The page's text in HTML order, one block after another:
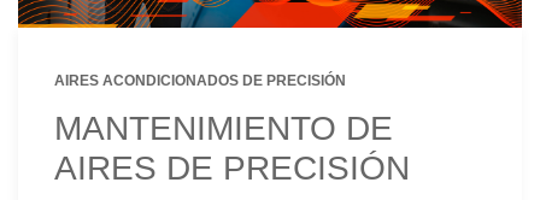
AIRES ACONDICIONADOS DE PRECISIÓN
MANTENIMIENTO DE
AIRES DE PRECISIÓN